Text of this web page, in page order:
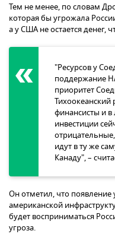
Тем не менее, по словам
которая бы угрожала
а у США не остается денег,
"Ресурсов у
поддержание
приоритет
Тихоокеанский
финансисты и
инвестиции
идут в ту же
Канаду", –
Он отметил, что появление
американской
будет восприниматься
угроза.